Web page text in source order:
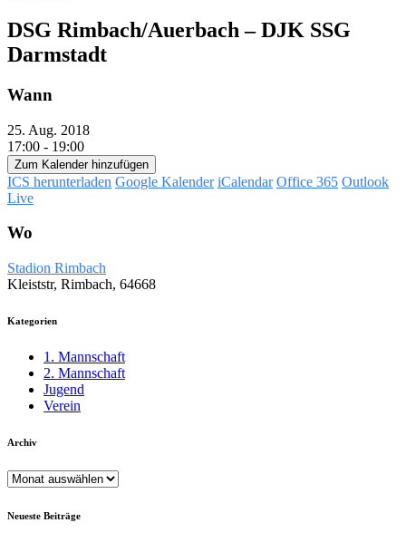
DSG Rimbach/Auerbach – DJK SSG
Darmstadt
Wann
25. Aug. 2018
17:00 - 19:00
Zum Kalender hinzufügen
ICS herunterladen Google Kalender iCalendar Office 365 Outlook
Live
Wo
Stadion Rimbach
Kleiststr, Rimbach, 64668
Kategorien
1. Mannschaft
2. Mannschaft
Jugend
Verein
Archiv
Archiv
Neueste Beiträge